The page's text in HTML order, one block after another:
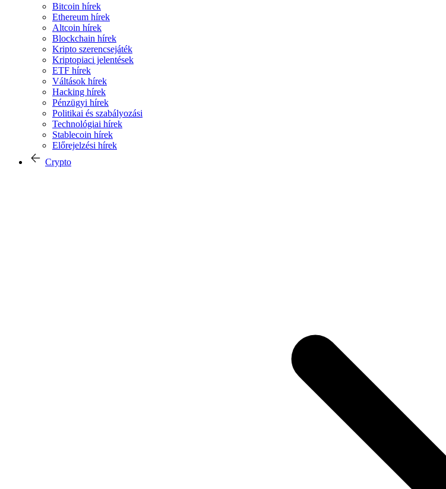
Bitcoin hírek
Ethereum hírek
Altcoin hírek
Blockchain hírek
Kripto szerencsejáték
Kriptopiaci jelentések
ETF hírek
Váltások hírek
Hacking hírek
Pénzügyi hírek
Politikai és szabályozási
Technológiai hírek
Stablecoin hírek
Előrejelzési hírek
Crypto